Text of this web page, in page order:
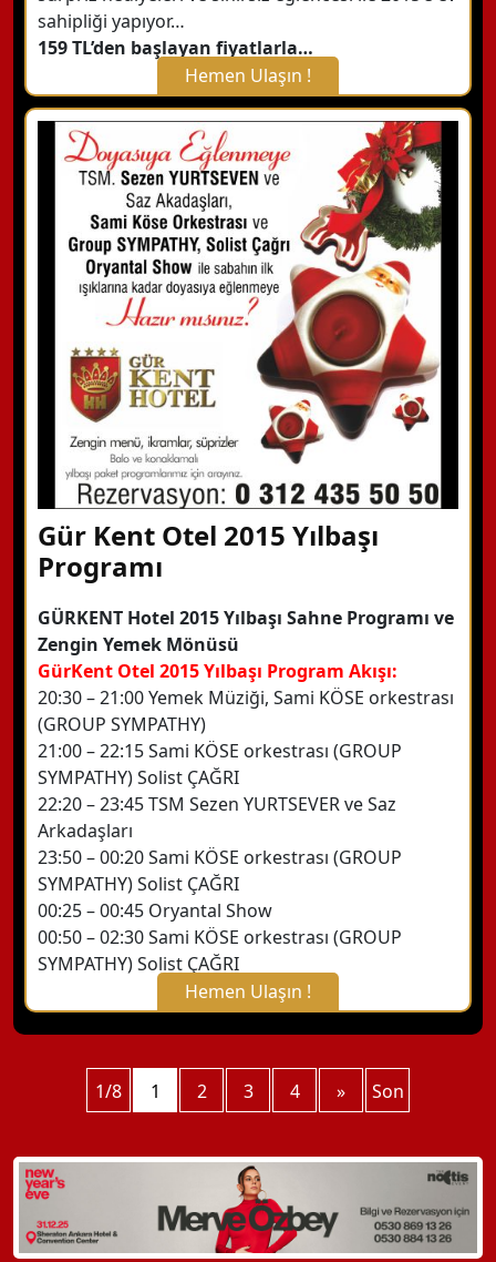
sahipliği yapıyor…
159 TL’den başlayan fiyatlarla…
Hemen Ulaşın !
X Kapat
WhatsApp ile Bilgi Alın
Hemen Arayın
Detaylı Bilgi Alın
Gür Kent Otel 2015 Yılbaşı
Programı
GÜRKENT Hotel 2015 Yılbaşı Sahne Programı ve
Zengin Yemek Mönüsü
GürKent Otel 2015 Yılbaşı Program Akışı:
20:30 – 21:00 Yemek Müziği, Sami KÖSE orkestrası
(GROUP SYMPATHY)
21:00 – 22:15 Sami KÖSE orkestrası (GROUP
SYMPATHY) Solist ÇAĞRI
22:20 – 23:45 TSM Sezen YURTSEVER ve Saz
Arkadaşları
23:50 – 00:20 Sami KÖSE orkestrası (GROUP
SYMPATHY) Solist ÇAĞRI
00:25 – 00:45 Oryantal Show
00:50 – 02:30 Sami KÖSE orkestrası (GROUP
SYMPATHY) Solist ÇAĞRI
Hemen Ulaşın !
X Kapat
WhatsApp ile Bilgi Alın
Hemen Arayın
Detaylı Bilgi Alın
1/8 1 2 3 4 » Son